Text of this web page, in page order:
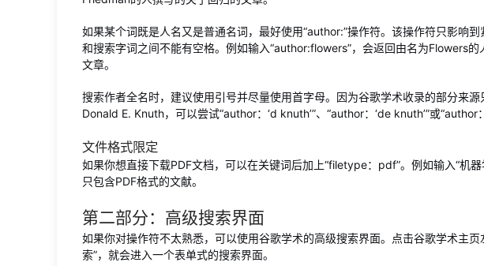
如果某个词既是人名又是普通名词，最好使用“author:”操作符。该操作符只影响
和搜索字词之间不能有空格。例如输入“author:flowers”，会返回由名为Flowers
文章。
搜索作者全名时，建议使用引号并尽量使用首字母。因为谷歌学术收录的部分来
Donald E. Knuth，可以尝试“author：‘d knuth’”、“author：‘de knuth’”或“author
文件格式限定
如果你想直接下载PDF文档，可以在关键词后加上“filetype：pdf”。例如输入“机
只包含PDF格式的文献。
第二部分：高级搜索界面
如果你对操作符不太熟悉，可以使用谷歌学术的高级搜索界面。点击谷歌学术主页
索”，就会进入一个表单式的搜索界面。